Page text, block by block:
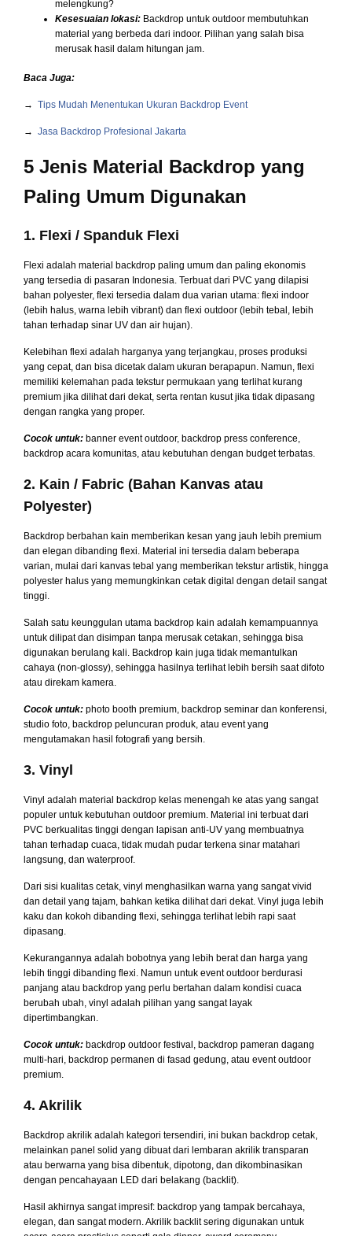
melengkung?
Kesesuaian lokasi: Backdrop untuk outdoor membutuhkan
material yang berbeda dari indoor. Pilihan yang salah bisa
merusak hasil dalam hitungan jam.
Baca Juga:
→ Tips Mudah Menentukan Ukuran Backdrop Event
→ Jasa Backdrop Profesional Jakarta
5 Jenis Material Backdrop yang
Paling Umum Digunakan
1. Flexi / Spanduk Flexi
Flexi adalah material backdrop paling umum dan paling ekonomis
yang tersedia di pasaran Indonesia. Terbuat dari PVC yang dilapisi
bahan polyester, flexi tersedia dalam dua varian utama: flexi indoor
(lebih halus, warna lebih vibrant) dan flexi outdoor (lebih tebal, lebih
tahan terhadap sinar UV dan air hujan).
Kelebihan flexi adalah harganya yang terjangkau, proses produksi
yang cepat, dan bisa dicetak dalam ukuran berapapun. Namun, flexi
memiliki kelemahan pada tekstur permukaan yang terlihat kurang
premium jika dilihat dari dekat, serta rentan kusut jika tidak dipasang
dengan rangka yang proper.
Cocok untuk: banner event outdoor, backdrop press conference,
backdrop acara komunitas, atau kebutuhan dengan budget terbatas.
2. Kain / Fabric (Bahan Kanvas atau
Polyester)
Backdrop berbahan kain memberikan kesan yang jauh lebih premium
dan elegan dibanding flexi. Material ini tersedia dalam beberapa
varian, mulai dari kanvas tebal yang memberikan tekstur artistik, hingga
polyester halus yang memungkinkan cetak digital dengan detail sangat
tinggi.
Salah satu keunggulan utama backdrop kain adalah kemampuannya
untuk dilipat dan disimpan tanpa merusak cetakan, sehingga bisa
digunakan berulang kali. Backdrop kain juga tidak memantulkan
cahaya (non-glossy), sehingga hasilnya terlihat lebih bersih saat difoto
atau direkam kamera.
Cocok untuk: photo booth premium, backdrop seminar dan konferensi,
studio foto, backdrop peluncuran produk, atau event yang
mengutamakan hasil fotografi yang bersih.
3. Vinyl
Vinyl adalah material backdrop kelas menengah ke atas yang sangat
populer untuk kebutuhan outdoor premium. Material ini terbuat dari
PVC berkualitas tinggi dengan lapisan anti-UV yang membuatnya
tahan terhadap cuaca, tidak mudah pudar terkena sinar matahari
langsung, dan waterproof.
Dari sisi kualitas cetak, vinyl menghasilkan warna yang sangat vivid
dan detail yang tajam, bahkan ketika dilihat dari dekat. Vinyl juga lebih
kaku dan kokoh dibanding flexi, sehingga terlihat lebih rapi saat
dipasang.
Kekurangannya adalah bobotnya yang lebih berat dan harga yang
lebih tinggi dibanding flexi. Namun untuk event outdoor berdurasi
panjang atau backdrop yang perlu bertahan dalam kondisi cuaca
berubah ubah, vinyl adalah pilihan yang sangat layak
dipertimbangkan.
Cocok untuk: backdrop outdoor festival, backdrop pameran dagang
multi-hari, backdrop permanen di fasad gedung, atau event outdoor
premium.
4. Akrilik
Backdrop akrilik adalah kategori tersendiri, ini bukan backdrop cetak,
melainkan panel solid yang dibuat dari lembaran akrilik transparan
atau berwarna yang bisa dibentuk, dipotong, dan dikombinasikan
dengan pencahayaan LED dari belakang (backlit).
Hasil akhirnya sangat impresif: backdrop yang tampak bercahaya,
elegan, dan sangat modern. Akrilik backlit sering digunakan untuk